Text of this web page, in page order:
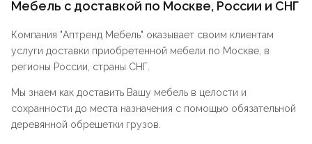
Мебель с доставкой по Москве, России и СНГ
Компания "Аптренд Мебель" оказывает своим клиентам
услуги доставки приобретенной мебели по Москве, в
регионы России, страны СНГ.
Мы знаем как доставить Вашу мебель в целости и
сохранности до места назначения с помощью обязательной
деревянной обрешетки грузов.